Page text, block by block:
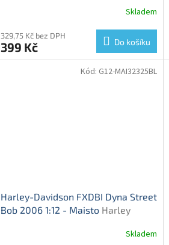
Skladem
329,75 Kč bez DPH
399 Kč Do košíku
Harley-Davidson FXDBI Dyna Street
Bob 2006 1:12 - Maisto Harley
Skladem
Kód: G12-MAI32325BL